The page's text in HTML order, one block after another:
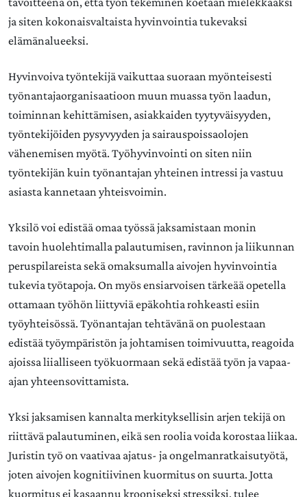
ja siten kokonaisvaltaista hyvinvointia tukevaksi
elämänalueeksi.
Hyvinvoiva työntekijä vaikuttaa suoraan myönteisesti
työnantajaorganisaatioon muun muassa työn laadun,
toiminnan kehittämisen, asiakkaiden tyytyväisyyden,
työntekijöiden pysyvyyden ja sairauspoissaolojen
vähenemisen myötä. Työhyvinvointi on siten niin
työntekijän kuin työnantajan yhteinen intressi ja vastuu
asiasta kannetaan yhteisvoimin.
Yksilö voi edistää omaa työssä jaksamistaan monin
tavoin huolehtimalla palautumisen, ravinnon ja liikunnan
peruspilareista sekä omaksumalla aivojen hyvinvointia
tukevia työtapoja. On myös ensiarvoisen tärkeää opetella
ottamaan työhön liittyviä epäkohtia rohkeasti esiin
työyhteisössä. Työnantajan tehtävänä on puolestaan
edistää työympäristön ja johtamisen toimivuutta, reagoida
ajoissa liialliseen työkuormaan sekä edistää työn ja vapaa-
ajan yhteensovittamista.
Yksi jaksamisen kannalta merkityksellisin arjen tekijä on
riittävä palautuminen, eikä sen roolia voida korostaa liikaa.
Juristin työ on vaativaa ajatus- ja ongelmanratkaisutyötä,
joten aivojen kognitiivinen kuormitus on suurta. Jotta
kuormitus ei kasaannu krooniseksi stressiksi, tulee